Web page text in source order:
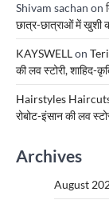
Shivam sachan on
छात्र-छात्राओं में खुशी
KAYSWELLon
की लव स्टोरी, शाहिद-
Hairstyles
रोबोट-इंसान की लव
Archives
August